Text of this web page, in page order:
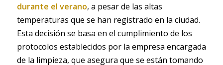
durante el verano, a pesar de las altas
temperaturas que se han registrado en la ciudad.
Esta decisión se basa en el cumplimiento de los
protocolos establecidos por la empresa encargada
de la limpieza, que asegura que se están tomando